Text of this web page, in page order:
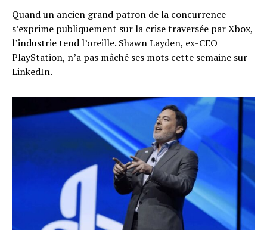
Quand un ancien grand patron de la concurrence
s’exprime publiquement sur la crise traversée par Xbox,
l’industrie tend l’oreille. Shawn Layden, ex-CEO
PlayStation, n’a pas mâché ses mots cette semaine sur
LinkedIn.